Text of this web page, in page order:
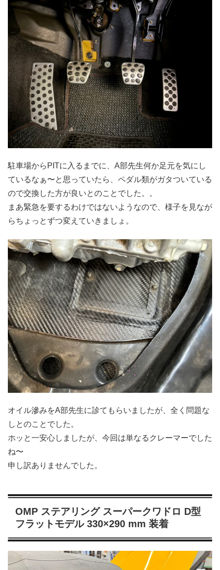
駐車場からPITに入るまでに、A部先生何か足元を気にし
ているなぁ〜と思っていたら、ペダル類がガタついている
ので交換した方が良いとのことでした。。
まあ緊急を要するわけではないようなので、様子を見なが
らちょっとずつ変えていきましょ。
オイル滲みをA部先生に診てもらいましたが、全く問題な
しとのことでした。
ホッと一安心しましたが、今回は単なるクレーマーでした
ね〜
申し訳ありませんでした。
OMP ステアリング スーパークワドロ D型
フラットモデル 330×290 mm 装着